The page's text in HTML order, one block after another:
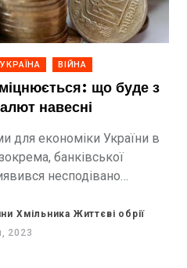
УКРАЇНА ВІЙНА
що буде з
навесні
для економіки України в
банківської
несподівано
Хмільника Життєві обрії
2023